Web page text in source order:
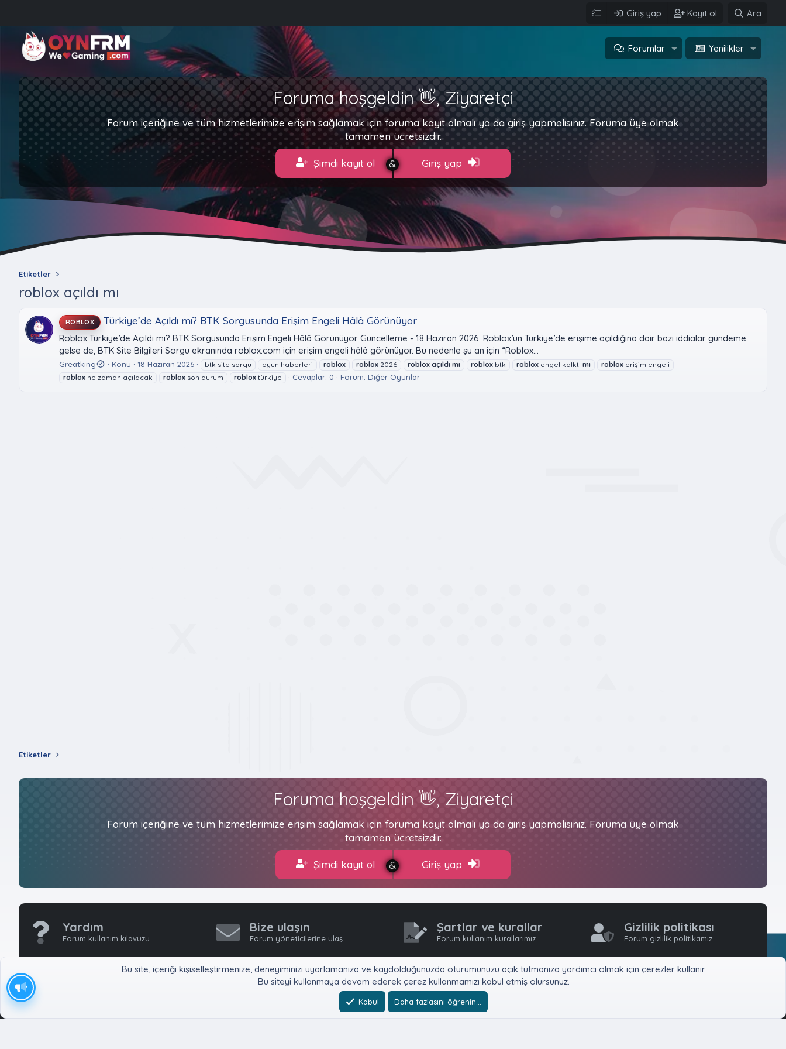
Giriş yap Kayıt ol Ara
Forumlar Yenilikler
Foruma hoşgeldin 👋, Ziyaretçi
Forum içeriğine ve tüm hizmetlerimize erişim sağlamak için foruma kayıt olmalı ya da giriş yapmalısınız. Foruma üye olmak
tamamen ücretsizdir.
Şimdi kayıt ol Giriş yap
Etiketler
roblox açıldı mı
ROBLOX Türkiye’de Açıldı mı? BTK Sorgusunda Erişim Engeli Hâlâ Görünüyor
Roblox Türkiye’de Açıldı mı? BTK Sorgusunda Erişim Engeli Hâlâ Görünüyor Güncelleme - 18 Haziran 2026: Roblox’un Türkiye’de erişime açıldığına dair bazı iddialar gündeme
gelse de, BTK Site Bilgileri Sorgu ekranında roblox.com için erişim engeli hâlâ görünüyor. Bu nedenle şu an için “Roblox...
Greatking Konu 18 Haziran 2026 btk site sorgu oyun haberleri roblox roblox 2026 roblox açıldı mı roblox btk roblox engel kalktımı roblox erişim engeli
roblox ne zaman açılacak roblox son durum roblox türkiye Cevaplar: 0 Forum: Diğer Oyunlar
Etiketler
Foruma hoşgeldin 👋, Ziyaretçi
Forum içeriğine ve tüm hizmetlerimize erişim sağlamak için foruma kayıt olmalı ya da giriş yapmalısınız. Foruma üye olmak
tamamen ücretsizdir.
Şimdi kayıt ol Giriş yap
Yardım
Forum kullanım kılavuzu
Bize ulaşın
Forum yöneticilerine ulaş
Şartlar ve kurallar
Forum kullanım kurallarımız
Gizlilik politikası
Forum gizlilik politikamız
Bu site, içeriği kişiselleştirmenize, deneyiminizi uyarlamanıza ve kaydolduğunuzda oturumunuzu açık tutmanıza yardımcı olmak için çerezler kullanır.
Bu siteyi kullanmaya devam ederek çerez kullanmamızı kabul etmiş olursunuz.
Kabul Daha fazlasını öğrenin…